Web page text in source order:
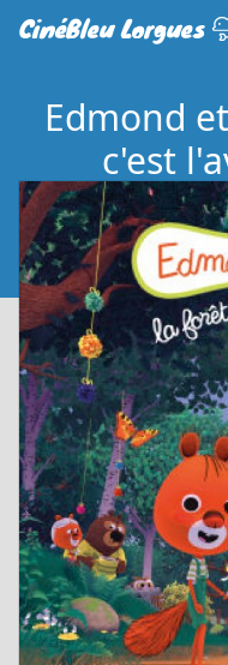
CinéBleu Lorgues
Edmond
c'est